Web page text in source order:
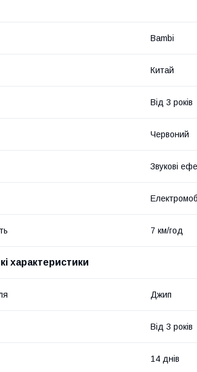
Bambi
Китай
Від 3 років
Червоний
Звукові
7 км/год
характеристики
Джип
Від 3 років
14 днів